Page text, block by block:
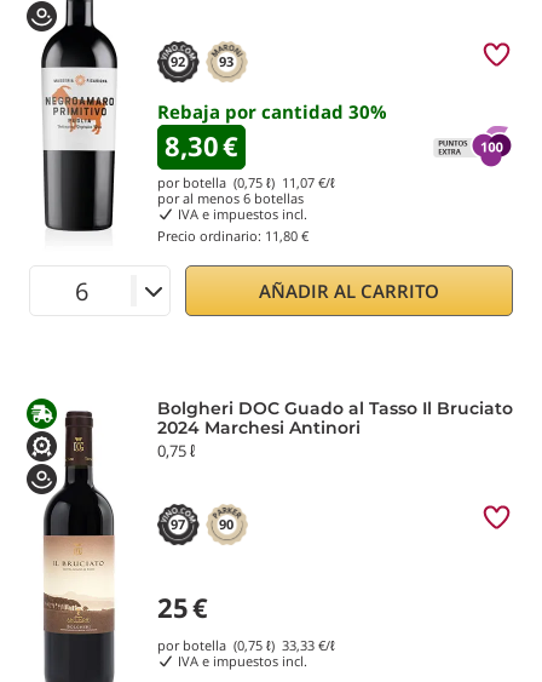
92 93
Rebaja por cantidad 30%
8,30€
por botella (0,75 ℓ) 11,07 €/ℓ
por al menos 6 botellas
IVA e impuestos incl.
Precio ordinario: 11,80 €
AÑADIR AL CARRITO
Bolgheri DOC Guado al Tasso Il Bruciato
2024 Marchesi Antinori
0,75 ℓ
97 90
25€
por botella (0,75 ℓ) 33,33 €/ℓ
IVA e impuestos incl.